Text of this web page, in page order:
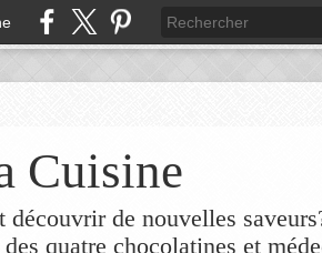
Cuisine
découvrir de nouvelles
quatre chocolatines et